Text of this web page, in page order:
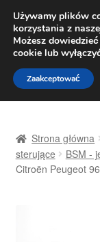
Pn.-
Przejdź
do
nawigacji
Przejdź
do
treści
Dostawa
Strona główna
sterujące
BSM -
Citroën Peugeot
Używamy plików
korzystania z
Możesz
cookie lub
Zaakceptować